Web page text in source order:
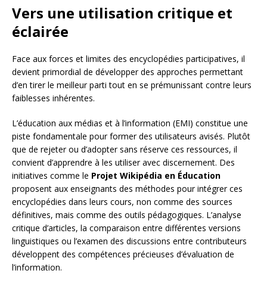
Vers une utilisation critique et
éclairée
Face aux forces et limites des encyclopédies participatives, il
devient primordial de développer des approches permettant
d’en tirer le meilleur parti tout en se prémunissant contre leurs
faiblesses inhérentes.
L’éducation aux médias et à l’information (EMI) constitue une
piste fondamentale pour former des utilisateurs avisés. Plutôt
que de rejeter ou d’adopter sans réserve ces ressources, il
convient d’apprendre à les utiliser avec discernement. Des
initiatives comme le Projet Wikipédia en Éducation
proposent aux enseignants des méthodes pour intégrer ces
encyclopédies dans leurs cours, non comme des sources
définitives, mais comme des outils pédagogiques. L’analyse
critique d’articles, la comparaison entre différentes versions
linguistiques ou l’examen des discussions entre contributeurs
développent des compétences précieuses d’évaluation de
l’information.